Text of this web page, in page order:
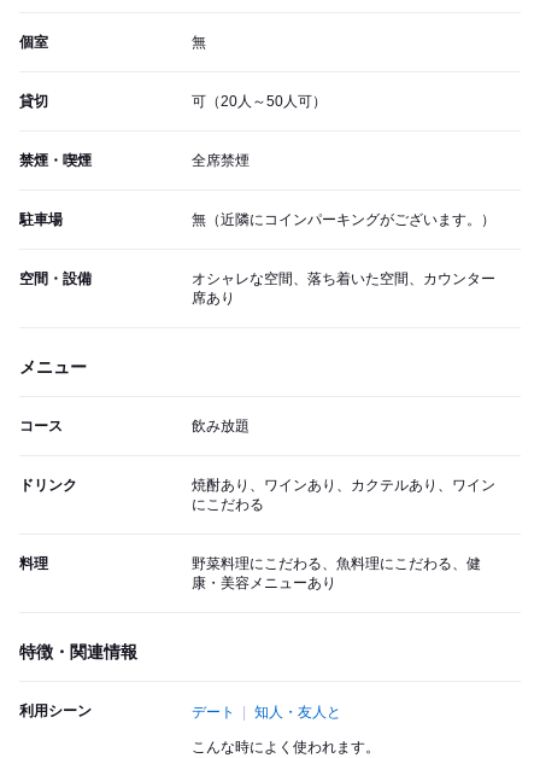
個室 無
貸切 可（20人～50人可）
禁煙・喫煙 全席禁煙
駐車場 無（近隣にコインパーキングがございます。）
空間・設備
オシャレな空間、落ち着いた空間、カウンター
席あり
メニュー
コース 飲み放題
ドリンク
焼酎あり、ワインあり、カクテルあり、ワイン
にこだわる
料理
野菜料理にこだわる、魚料理にこだわる、健
康・美容メニューあり
特徴・関連情報
利用シーン デート 知人・友人と
こんな時によく使われます。